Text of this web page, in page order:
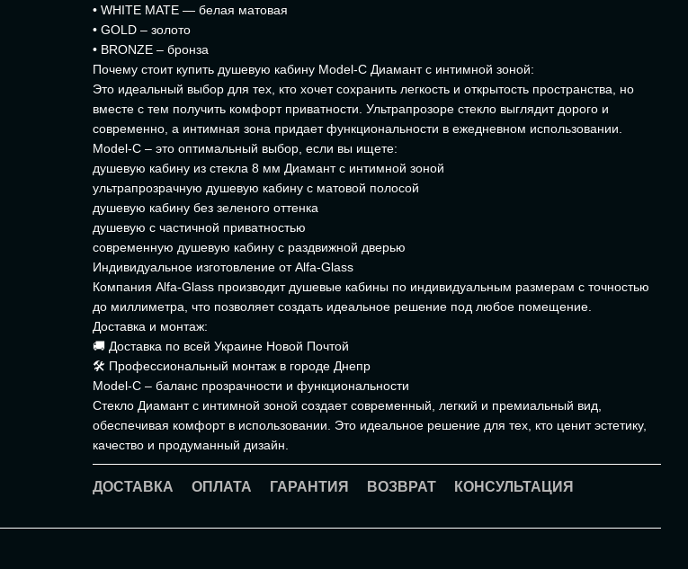
• WHITE MATE — белая матовая
• GOLD – золото
• BRONZE – бронза
Почему стоит купить душевую кабину Model-C Диамант с интимной зоной:
Это идеальный выбор для тех, кто хочет сохранить легкость и открытость пространства, но
вместе с тем получить комфорт приватности. Ультрапрозоре стекло выглядит дорого и
современно, а интимная зона придает функциональности в ежедневном использовании.
Model-C – это оптимальный выбор, если вы ищете:
душевую кабину из стекла 8 мм Диамант с интимной зоной
ультрапрозрачную душевую кабину с матовой полосой
душевую кабину без зеленого оттенка
душевую с частичной приватностью
современную душевую кабину с раздвижной дверью
Индивидуальное изготовление от Alfa-Glass
Компания Alfa-Glass производит душевые кабины по индивидуальным размерам с точностью
до миллиметра, что позволяет создать идеальное решение под любое помещение.
Доставка и монтаж:
🚚 Доставка по всей Украине Новой Почтой
🛠 Профессиональный монтаж в городе Днепр
Model-C – баланс прозрачности и функциональности
Стекло Диамант с интимной зоной создает современный, легкий и премиальный вид,
обеспечивая комфорт в использовании. Это идеальное решение для тех, кто ценит эстетику,
качество и продуманный дизайн.
ДОСТАВКА ОПЛАТА ГАРАНТИЯ ВОЗВРАТ КОНСУЛЬТАЦИЯ